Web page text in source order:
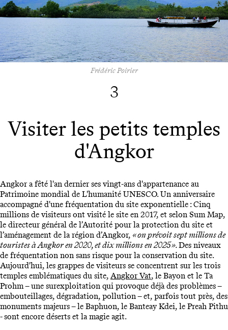
Frédéric Poirier
3
Visiter les petits temples
d'Angkor
Angkor a fêté l'an dernier ses vingt-ans d'appartenance au
Patrimoine mondial de L'humanité UNESCO. Un anniversaire
accompagné d'une fréquentation du site exponentielle : Cinq
millions de visiteurs ont visité le site en 2017, et selon Sum Map,
le directeur général de l’Autorité pour la protection du site et
l’aménagement de la région d’Angkor, « on prévoit sept millions de
touristes à Angkor en 2020, et dix millions en 2025 ».Des niveaux
de fréquentation non sans risque pour la conservation du site.
Aujourd'hui, les grappes de visiteurs se concentrent sur les trois
temples emblématiques du site, Angkor Vat, le Bayon et le Ta
Prohm – une surexploitation qui provoque déjà des problèmes –
embouteillages, dégradation, pollution – et, parfois tout près, des
monuments majeurs – le Baphuon, le Banteay Kdei, le Preah Pithu
- sont encore déserts et la magie agit.